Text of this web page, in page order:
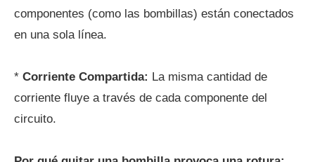
componentes (como las bombillas) están conectados
en una sola línea.
* Corriente Compartida: La misma cantidad de
corriente fluye a través de cada componente del
circuito.